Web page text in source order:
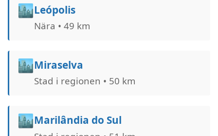
🏙️Leópolis
Nära • 49 km
🏙️Miraselva
Stad i regionen • 50 km
🏙️Marilândia do Sul